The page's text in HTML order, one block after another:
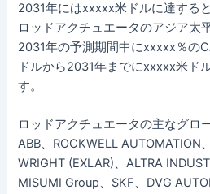
2031年にはxxxxx米ドルに達する
ロッドアクチュエータのアジア太
2031年の予測期間中にxxxxx％の
ドルから2031年までにxxxxx米ド
す。
ロッドアクチュエータの主なグロ
ABB、ROCKWELL AUTOMATION
WRIGHT (EXLAR)、ALTRA
MISUMI Group、SKF、DVG